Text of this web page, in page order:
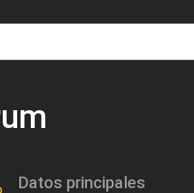
Datos principales